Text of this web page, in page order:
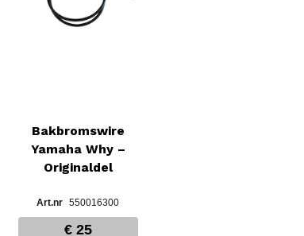
Bakbromswire
Yamaha Why –
Originaldel
550016300
€ 25